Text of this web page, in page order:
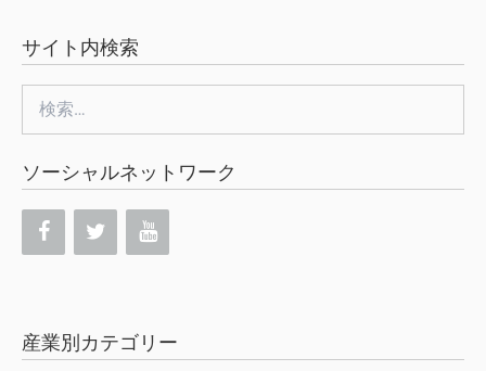
サイト内検索
索:
ソーシャルネットワーク
産業別カテゴリー